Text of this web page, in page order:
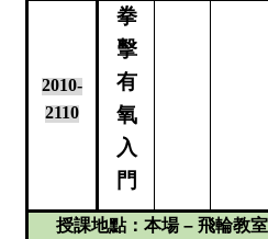
2010-
2110
拳
擊
有
氧
入
門
授課地點：本場 – 飛輪教室